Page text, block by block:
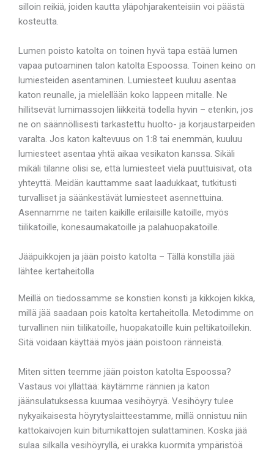
silloin reikiä, joiden kautta yläpohjarakenteisiin voi päästä
kosteutta.
Lumen poisto katolta on toinen hyvä tapa estää lumen
vapaa putoaminen talon katolta Espoossa. Toinen keino on
lumiesteiden asentaminen. Lumiesteet kuuluu asentaa
katon reunalle, ja mielellään koko lappeen mitalle. Ne
hillitsevät lumimassojen liikkeitä todella hyvin – etenkin, jos
ne on säännöllisesti tarkastettu huolto- ja korjaustarpeiden
varalta. Jos katon kaltevuus on 1:8 tai enemmän, kuuluu
lumiesteet asentaa yhtä aikaa vesikaton kanssa. Sikäli
mikäli tilanne olisi se, että lumiesteet vielä puuttuisivat, ota
yhteyttä. Meidän kauttamme saat laadukkaat, tutkitusti
turvalliset ja säänkestävät lumiesteet asennettuina.
Asennamme ne taiten kaikille erilaisille katoille, myös
tiilikatoille, konesaumakatoille ja palahuopakatoille.
Jääpuikkojen ja jään poisto katolta – Tällä konstilla jää
lähtee kertaheitolla
Meillä on tiedossamme se konstien konsti ja kikkojen kikka,
millä jää saadaan pois katolta kertaheitolla. Metodimme on
turvallinen niin tiilikatoille, huopakatoille kuin peltikatoillekin.
Sitä voidaan käyttää myös jään poistoon ränneistä.
Miten sitten teemme jään poiston katolta Espoossa?
Vastaus voi yllättää: käytämme rännien ja katon
jäänsulatuksessa kuumaa vesihöyryä. Vesihöyry tulee
nykyaikaisesta höyrytyslaitteestamme, millä onnistuu niin
kattokaivojen kuin bitumikattojen sulattaminen. Koska jää
sulaa silkalla vesihöyryllä, ei urakka kuormita ympäristöä